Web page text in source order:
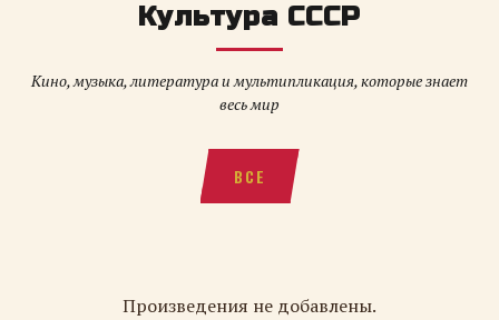
Культура СССР
Кино, музыка, литература и мультипликация, которые знает
весь мир
ВСЕ
Произведения не добавлены.